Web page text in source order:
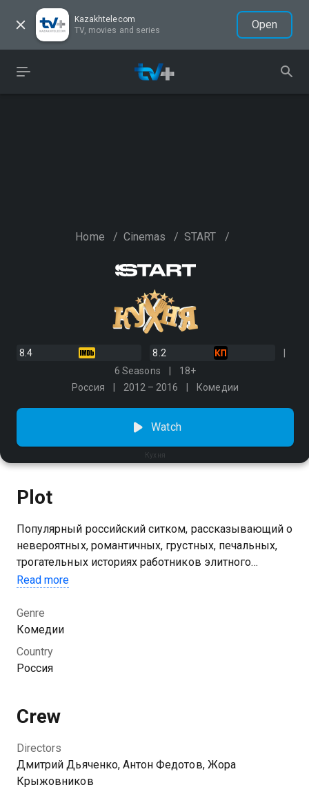
Kazakhtelecom
TV, movies and series
Open
Home / Cinemas / START /
8.4
8.2
6 Seasons
18+
Россия
2012 – 2016 Комедии
Кухня
Watch
Plot
Популярный российский ситком, рассказывающий о
невероятных, романтичных, грустных, печальных,
трогательных историях работников элитного
ресторана французской кухни «Клод Моне». «Кухня»
хлеба, и зрелищ.
Read more
Genre
Комедии
Country
Россия
Crew
Directors
Дмитрий Дьяченко, Антон Федотов, Жора
Крыжовников